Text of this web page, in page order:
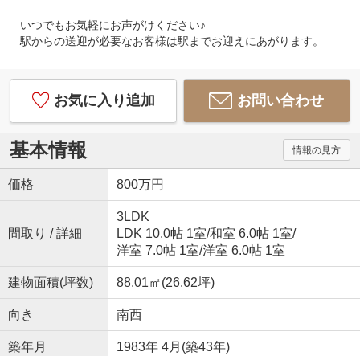
2.無理な売り込みや契約の催促、突然の訪問等、し
つこい営業はいたしません。
3.契約したら終わりではなくお引き渡し後、お引越
し後もお客様のパートナーであること。
4.ウソやおとり広告は一切使いません。(データ更新
は迅速に行います。）
5.お客様の個人情報は細心の注意を払って取り扱い
ます。
■□■□■□■□■□■□■□■□■□■□■□■□■
いつでもお気軽にお声がけください♪
駅からの送迎が必要なお客様は駅までお迎えにあがります。
お気に入り追加 お問い合わせ
基本情報 情報の見方
価格 800万円
間取り / 詳細
3LDK
LDK 10.0帖 1室/和室 6.0帖 1室/
洋室 7.0帖 1室/洋室 6.0帖 1室
建物面積(坪数) 88.01㎡(26.62坪)
向き 南西
築年月 1983年 4月(築43年)